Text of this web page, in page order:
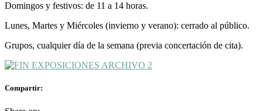
Domingos y festivos: de 11 a 14 horas.
Lunes, Martes y Miércoles (invierno y verano): cerrado al público.
Grupos, cualquier día de la semana (previa concertación de cita).
Compartir: